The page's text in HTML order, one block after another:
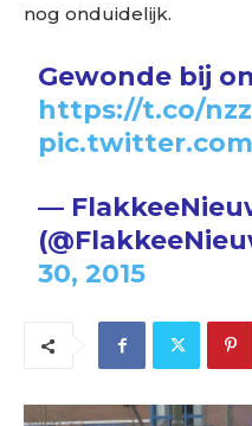
nog onduidelijk.
Gewonde bij
https://t.co/
—
30, 2015